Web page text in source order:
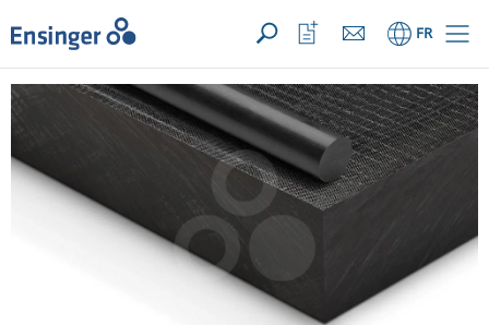
VOTRE DEMANDE ({{productCount}} Products)
OUVRIR
Accueil FR
Ouvrir
la
liste
de
favoris